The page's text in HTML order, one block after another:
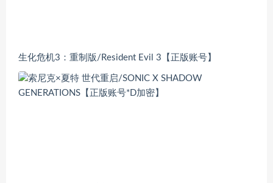
生化危机3：重制版/Resident Evil 3【正版账号】